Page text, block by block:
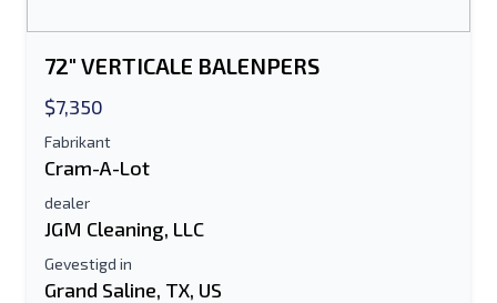
E-mailadres
Mobiel
72" VERTICALE BALENPERS
$7,350
Fabrikant
Cram-A-Lot
dealer
JGM Cleaning, LLC
Gevestigd in
Grand Saline, TX, US
Sms-lijst naar mobiel apparaat
Je volledige naam